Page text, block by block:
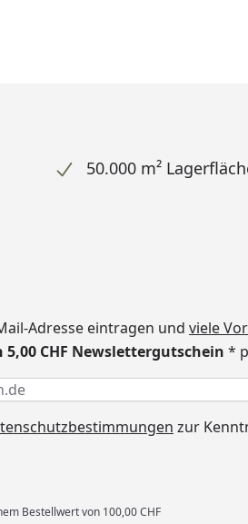
50.000 m²
Adresse eintragen und viele
CHF Newslettergutschein *
zur
Bestellwert von 100,00 CHF